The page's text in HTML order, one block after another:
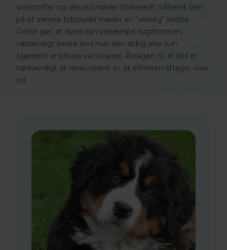
antistoffer og derved møder forberedt, såfremt den
på et senere tidspunkt møder en ”virkelig” smitte.
Dette gør, at dyret kan bekæmpe sygdommen
væsentligt bedre end hvis den aldrig eller kun
sjældent er blevet vaccineret. Årsagen til, at det er
nødvendigt at revaccinere er, at effekten aftager over
tid.